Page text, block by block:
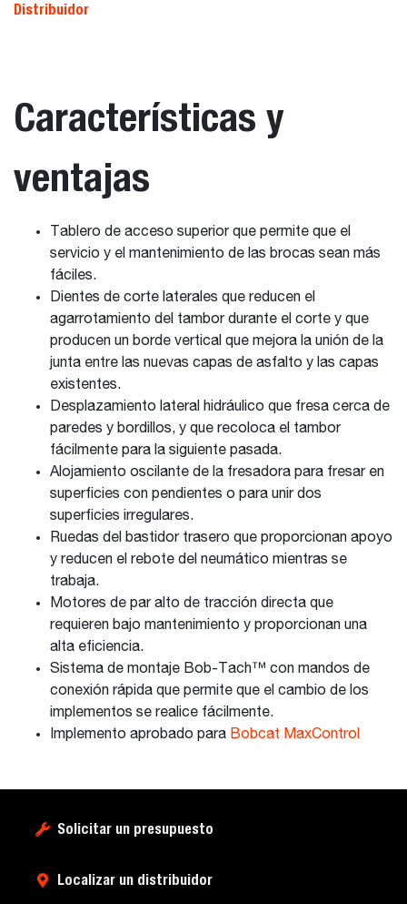
Distribuidor
Características y
ventajas
Tablero de acceso superior que permite que el
servicio y el mantenimiento de las brocas sean más
fáciles.
Dientes de corte laterales que reducen el
agarrotamiento del tambor durante el corte y que
producen un borde vertical que mejora la unión de la
junta entre las nuevas capas de asfalto y las capas
existentes.
Desplazamiento lateral hidráulico que fresa cerca de
paredes y bordillos, y que recoloca el tambor
fácilmente para la siguiente pasada.
Alojamiento oscilante de la fresadora para fresar en
superficies con pendientes o para unir dos
superficies irregulares.
Ruedas del bastidor trasero que proporcionan apoyo
y reducen el rebote del neumático mientras se
trabaja.
Motores de par alto de tracción directa que
requieren bajo mantenimiento y proporcionan una
alta eficiencia.
Sistema de montaje Bob-Tach™ con mandos de
conexión rápida que permite que el cambio de los
implementos se realice fácilmente.
Implemento aprobado para Bobcat MaxControl
Solicitar un presupuesto
Localizar un distribuidor